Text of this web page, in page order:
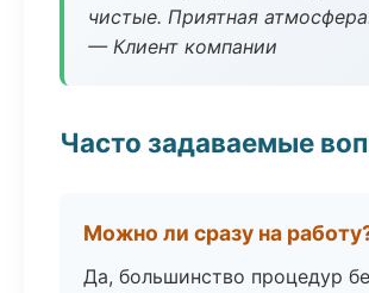
чистые. Приятная
— Клиент компании
Часто задаваемые
Можно ли сразу на
Да, большинство процедур